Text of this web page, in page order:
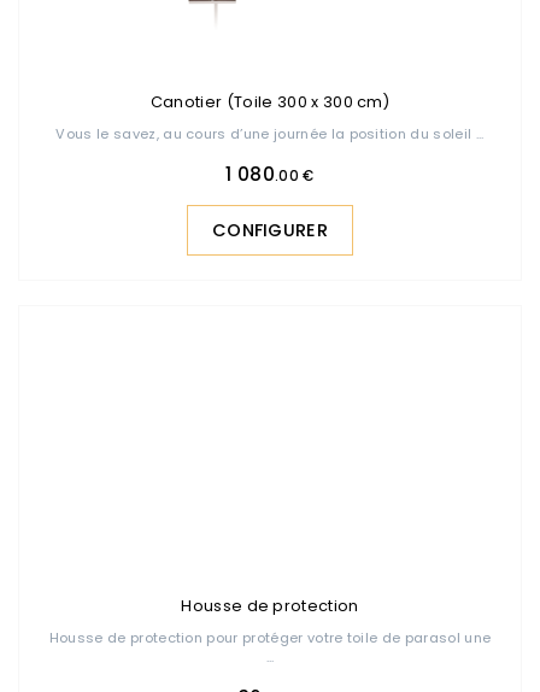
Canotier (Toile 300 x 300 cm)
Vous le savez, au cours d’une journée la position du soleil ...
1 080.00 €
CONFIGURER
Housse de protection
Housse de protection pour protéger votre toile de parasol une
...